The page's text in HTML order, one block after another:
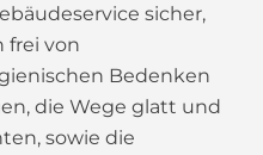
sicher,
frei von
Bedenken
die Wege glatt und
sowie die